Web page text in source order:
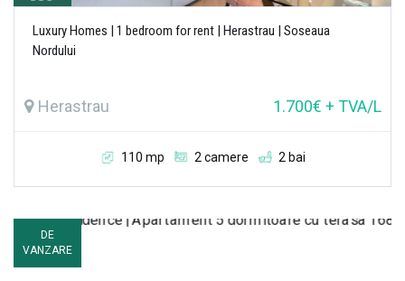
Luxury Homes | 1 bedroom for rent | Herastrau | Soseaua
Nordului
Herastrau 1.700€ + TVA/L
110 mp 2 camere 2 bai
DE
VANZARE